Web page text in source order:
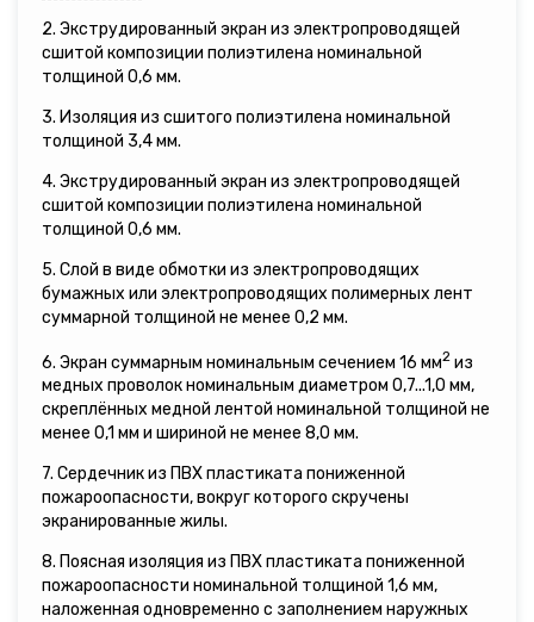
2. Экструдированный экран из электропроводящей
сшитой композиции полиэтилена номинальной
толщиной 0,6 мм.
3. Изоляция из сшитого полиэтилена номинальной
толщиной 3,4 мм.
4. Экструдированный экран из электропроводящей
сшитой композиции полиэтилена номинальной
толщиной 0,6 мм.
5. Слой в виде обмотки из электропроводящих
бумажных или электропроводящих полимерных лент
суммарной толщиной не менее 0,2 мм.
6. Экран суммарным номинальным сечением 16 мм2 из
медных проволок номинальным диаметром 0,7...1,0 мм,
скреплённых медной лентой номинальной толщиной не
менее 0,1 мм и шириной не менее 8,0 мм.
7. Сердечник из ПВХ пластиката пониженной
пожароопасности, вокруг которого скручены
экранированные жилы.
8. Поясная изоляция из ПВХ пластиката пониженной
пожароопасности номинальной толщиной 1,6 мм,
наложенная одновременно с заполнением наружных